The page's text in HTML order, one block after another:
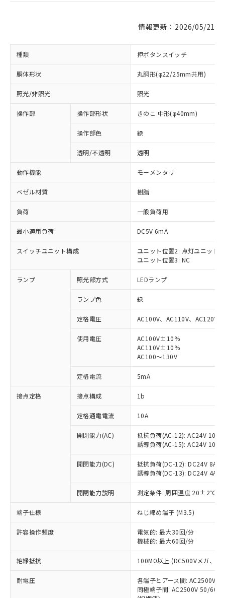
情報更新：2026/05/21
種類 押ボタンスイッチ
胴体形状 丸胴形(φ22/25mm共用)
照光/非照光 照光
操作部 操作部形状 きのこ 中形(φ40mm)
操作部色 緑
透明/不透明 透明
動作機能 モーメンタリ
ベゼル材質 樹脂
負荷 一般負荷用
最小適用負荷 DC5V 6mA
スイッチユニット構成
ユニット位置2: 点灯ユニット
ユニット位置3: NC
ランプ 照光部方式 LEDランプ
ランプ色 緑
定格電圧 AC100V、AC110V、AC120V
使用電圧
AC100V±10%
AC110V±10%
AC100～130V
定格電流 5mA
接点定格 接点構成 1b
定格通電電流 10A
開閉能力(AC)
抵抗負荷(AC-12): AC24V 10A/
誘導負荷(AC-15): AC24V
開閉能力(DC)
抵抗負荷(DC-12): DC24V 8A/
誘導負荷(DC-13): DC24V 4A/
開閉能力説明 測定条件: 周囲温度 20±2℃、
端子仕様 ねじ締め端子 (M3.5)
許容操作頻度
電気的: 最大30回/分
機械的: 最大60回/分
絶縁抵抗 100MΩ以上 (DC500Vメガ、点
耐電圧
各端子とアース間: AC2500V
同極端子間: AC2500V 50/
ご利用条件
以下の条件をお読みいただき、同意のうえ
本サービスは、当社制御機器事業取扱
商品の当社在庫状況および標準価格
(税抜)を提供させていただくもので
当社制御機器事業取扱商品の中には、
ことをご了承ください。
在庫状況および標準価格照会結果は、
記載している更新日時点での社内デー
タに基づき作成されるものであり、閲
覧された時点での実際の在庫および標
準価格とは異なる場合があることをご
対応済み：EU RoHS指令（10物質）の
非含有に対応した製品が提供可能な商品で
す。
対応予定：EU RoHS指令（10物質）の非含
有に対応した製品に切り替える予定のある
対応予定なし：EU RoHS指令（10物質）の
非含有に非対応の商品で、対応品を出す予
調査・確認中：EU RoHS指令（10物質）の
非含有の対応状況を調査中または確認中の
非該当品：ライセンス料など無形物で、有
害物質有無と関係のない商品です。
仕入先様の事情により、非含有部品として
いたものが、含有品と判明した場合などや
むを得ず変更することがあります。
*EU RoHS指令（10物質）：
鉛(Pb) 1000ppm以下、 水銀(Hg) 1000ppm以下、 カド
六価クロム(Cr(Ⅵ)) 1000ppm以下、ポリ臭化ビフェニル
類(PBB) 1000ppm以下、ポリ臭化ジフェニルエーテル類
「○」：最大均質材料含有率が中国RoHSの
基準値以下であることを示します。
「×」：最大均質材料含有率が中国RoHSの
基準値を超えていることを示します。
「－」：未確認です。当社販売部門へお問
*中国RoHS10物質の基準値 (GB/T26572)：
Pb(鉛) :1000ppm、 Hg(水銀) : 1000ppm、 Cd(カドミウ
Cr(Ⅵ)(六価クロム) : 1000ppm、 PBBs(ポリ臭化ビフェ
当社は、これら貴社製品のうち、外国
為替および外国貿易法に定める商品
または国外への提供する場合は、日本
国政府の輸出許可(または役務取引許
可)を取得するなどの必要な手続きを